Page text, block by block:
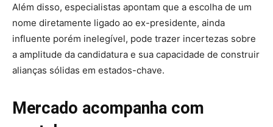
Além disso, especialistas apontam que a escolha de um
nome diretamente ligado ao ex-presidente, ainda
influente porém inelegível, pode trazer incertezas sobre
a amplitude da candidatura e sua capacidade de construir
alianças sólidas em estados-chave.
Mercado acompanha com